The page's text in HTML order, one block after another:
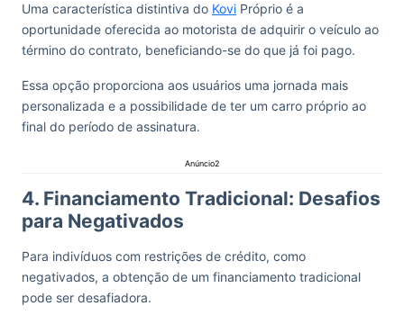
Uma característica distintiva do Kovi Próprio é a
oportunidade oferecida ao motorista de adquirir o veículo ao
término do contrato, beneficiando-se do que já foi pago.
Essa opção proporciona aos usuários uma jornada mais
personalizada e a possibilidade de ter um carro próprio ao
final do período de assinatura.
Anúncio2
4. Financiamento Tradicional: Desafios
para Negativados
Para indivíduos com restrições de crédito, como
negativados, a obtenção de um financiamento tradicional
pode ser desafiadora.